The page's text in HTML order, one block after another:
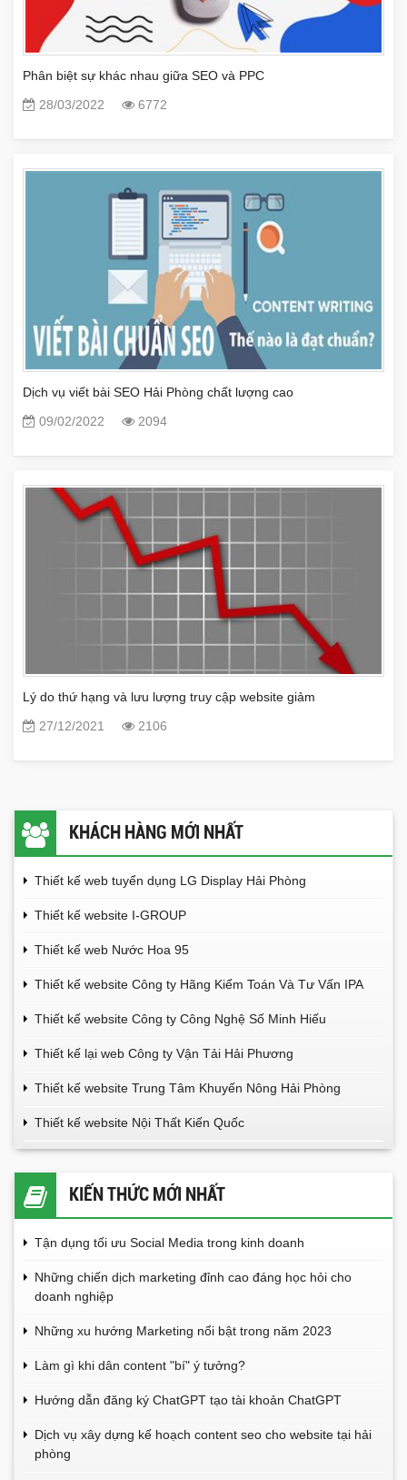
Phân biệt sự khác nhau giữa SEO và PPC
28/03/2022
6772
Dịch vụ viết bài SEO Hải Phòng chất lượng cao
09/02/2022
2094
Lý do thứ hạng và lưu lượng truy cập website giảm
27/12/2021
2106
KHÁCH HÀNG MỚI NHẤT
Thiết kế web tuyển dụng LG Display Hải Phòng
Thiết kế website I-GROUP
Thiết kế web Nước Hoa 95
Thiết kế website Công ty Hãng Kiểm Toán Và Tư Vấn IPA
Thiết kế website Công ty Công Nghệ Số Minh Hiếu
Thiết kế lại web Công ty Vận Tải Hải Phương
Thiết kế website Trung Tâm Khuyến Nông Hải Phòng
Thiết kế website Nội Thất Kiến Quốc
KIẾN THỨC MỚI NHẤT
Tận dụng tối ưu Social Media trong kinh doanh
Những chiến dịch marketing đỉnh cao đáng học hỏi cho
doanh nghiệp
Những xu hướng Marketing nổi bật trong năm 2023
Làm gì khi dân content "bí" ý tưởng?
Hướng dẫn đăng ký ChatGPT tạo tài khoản ChatGPT
Dịch vụ xây dựng kế hoạch content seo cho website tại hải
phòng